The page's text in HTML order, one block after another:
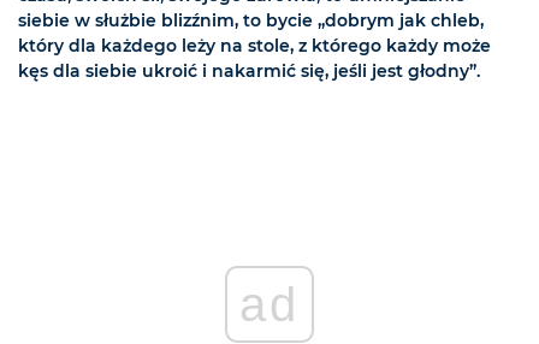
siebie w służbie blizźnim, to bycie „dobrym jak chleb,
który dla każdego leży na stole, z którego każdy może
kęs dla siebie ukroić i nakarmić się, jeśli jest głodny”.
ad